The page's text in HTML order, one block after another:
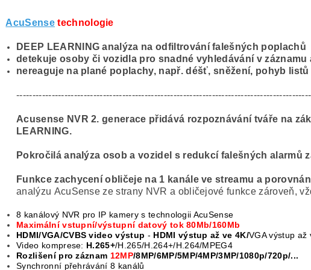
AcuSensetechnologie
DEEP LEARNING analýza na odfiltrování falešných poplachů
detekuje osoby či vozidla pro snadné vyhledávání v
nereaguje na plané poplachy, např. déšť, sněžení, pohyb
Acusense NVR 2. generace přidává rozpoznávání tváře na
LEARNING.
Pokročilá analýza osob a vozidel s redukcí falešných alarmů
Funkce zachycení obličeje na 1 kanále ve streamu a
analýzu AcuSense ze strany NVR a obličejové funkce zároveň,
8 kanálový NVR pro IP kamery s technologii AcuSense
Maximální vstupní/výstupní datový tok 80Mb/160Mb
HDMI/VGA/CVBS video výstup - HDMI výstup až ve 4K/VGA výstup až
Video komprese: H.265+/H.265/H.264+/H.264/MPEG4
Rozlišení pro záznam 12MP/8MP/6MP/5MP/4MP/3MP/1080p/720p/...
Synchronní přehrávání 8 kanálů